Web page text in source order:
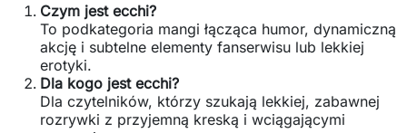
Czym jest ecchi?
To podkategoria mangi łącząca humor, dynamiczną
akcję i subtelne elementy fanserwisu lub lekkiej
erotyki.
Dla kogo jest ecchi?
Dla czytelników, którzy szukają lekkiej, zabawnej
rozrywki z przyjemną kreską i wciągającymi